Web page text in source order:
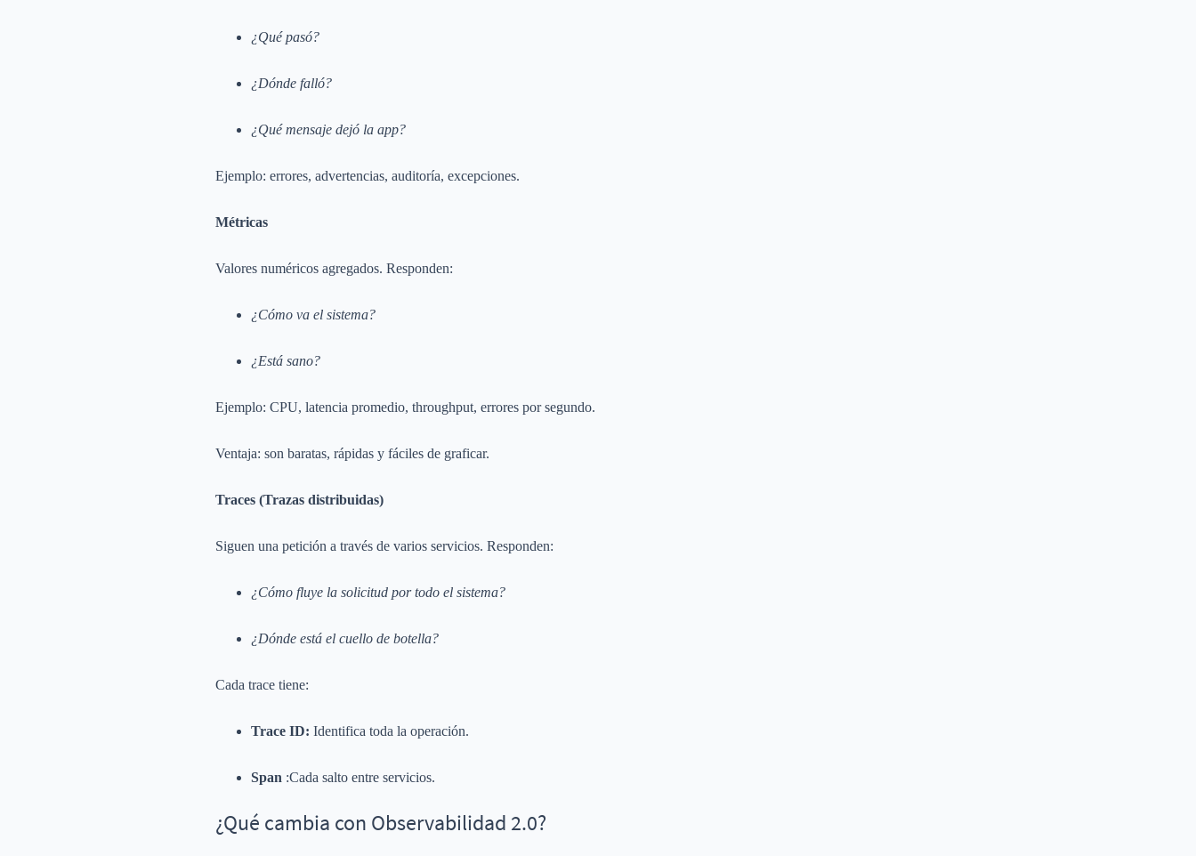
¿Qué pasó?
¿Dónde falló?
¿Qué mensaje dejó la app?
Ejemplo: errores, advertencias, auditoría, excepciones.
Métricas
Valores numéricos agregados. Responden:
¿Cómo va el sistema?
¿Está sano?
Ejemplo: CPU, latencia promedio, throughput, errores por segundo.
Ventaja: son baratas, rápidas y fáciles de graficar.
Traces (Trazas distribuidas)
Siguen una petición a través de varios servicios. Responden:
¿Cómo fluye la solicitud por todo el sistema?
¿Dónde está el cuello de botella?
Cada trace tiene:
Trace ID: Identifica toda la operación.
Span :Cada salto entre servicios.
¿Qué cambia con Observabilidad 2.0?